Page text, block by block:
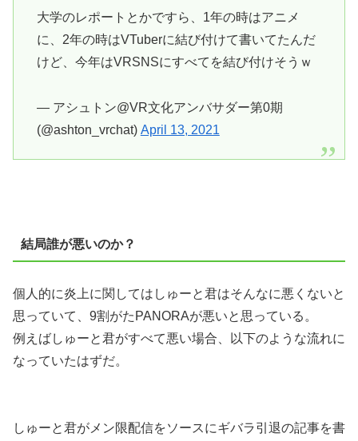
大学のレポートとかですら、1年の時はアニメ
に、2年の時はVTuberに結び付けて書いてたんだ
けど、今年はVRSNSにすべてを結び付けそうｗ
— アシュトン@VR文化アンバサダー第0期
(@ashton_vrchat) April 13, 2021
結局誰が悪いのか？
個人的に炎上に関してはしゅーと君はそんなに悪くないと
思っていて、9割がたPANORAが悪いと思っている。
例えばしゅーと君がすべて悪い場合、以下のような流れに
なっていたはずだ。
しゅーと君がメン限配信をソースにギバラ引退の記事を書